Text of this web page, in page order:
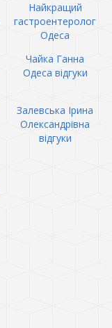
Найкращий
гастроентеролог
Одеса
Чайка Ганна
Одеса відгуки
Залевська Ірина
Олександрівна
відгуки